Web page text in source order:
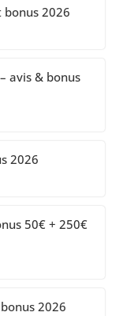
bonus 2026
avis & bonus
2026
50€ + 250€
2026